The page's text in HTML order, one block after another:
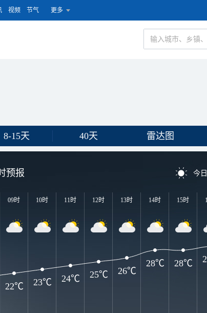
视频 节气 更多
8-15天 40天 雷达图
预报 今
09时 10时 11时 12时 13时 14时 15时
22℃ 23℃ 24℃ 25℃ 26℃
28℃ 28℃